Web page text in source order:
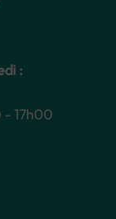
:
- 17h00